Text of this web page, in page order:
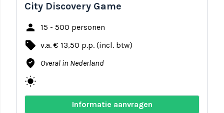
City Discovery Game
person 15 - 500 personen
local_offer v.a. € 13,50 p.p. (incl. btw)
where_to_vote Overal in Nederland
wb_sunny
Informatie aanvragen